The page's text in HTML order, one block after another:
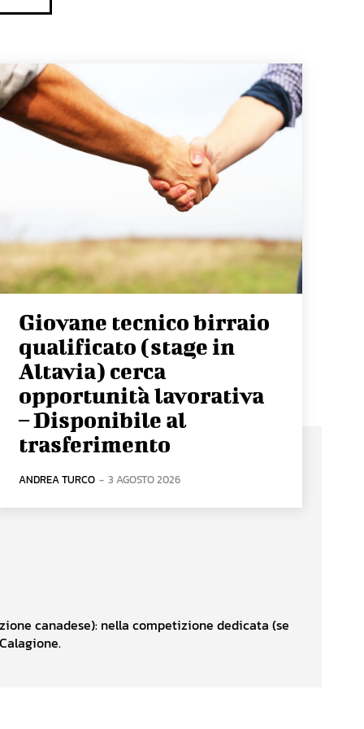
Giovane tecnico birraio
qualificato (stage in
Altavia) cerca
opportunità lavorativa
– Disponibile al
trasferimento
ANDREA TURCO - 3 AGOSTO 2026
canadese): nella competizione dedicata (se